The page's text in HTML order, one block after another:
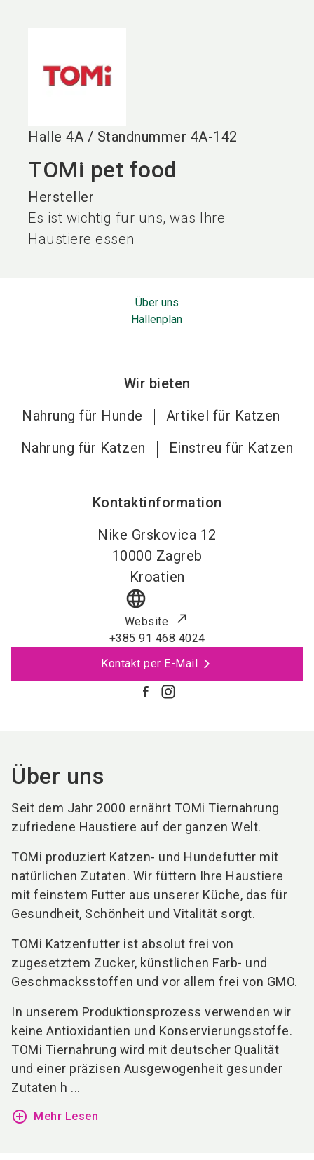
Halle 4A / Standnummer 4A-142
TOMi pet food
Hersteller
Es ist wichtig fur uns, was Ihre
Haustiere essen
Über uns
Hallenplan
Wir bieten
Nahrung für Hunde
Artikel für Katzen
Nahrung für Katzen
Einstreu für Katzen
Kontaktinformation
Nike Grskovica 12
10000 Zagreb
Kroatien
language
Website
+385 91 468 4024
Kontakt per E-Mail
Über uns
Seit dem Jahr 2000 ernährt TOMi Tiernahrung
zufriedene Haustiere auf der ganzen Welt.
TOMi produziert Katzen- und Hundefutter mit
natürlichen Zutaten. Wir füttern Ihre Haustiere
mit feinstem Futter aus unserer Küche, das für
Gesundheit, Schönheit und Vitalität sorgt.
TOMi Katzenfutter ist absolut frei von
zugesetztem Zucker, künstlichen Farb- und
Geschmacksstoffen und vor allem frei von GMO.
In unserem Produktionsprozess verwenden wir
keine Antioxidantien und Konservierungsstoffe.
TOMi Tiernahrung wird mit deutscher Qualität
und einer präzisen Ausgewogenheit gesunder
Zutaten h ...
add_circle_outline Mehr Lesen